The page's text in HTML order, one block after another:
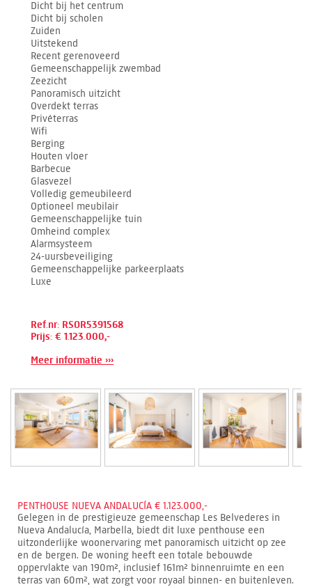
Dicht bij het centrum
Dicht bij scholen
Zuiden
Uitstekend
Recent gerenoveerd
Gemeenschappelijk zwembad
Zeezicht
Panoramisch uitzicht
Overdekt terras
Privéterras
Wifi
Berging
Houten vloer
Barbecue
Glasvezel
Volledig gemeubileerd
Optioneel meubilair
Gemeenschappelijke tuin
Omheind complex
Alarmsysteem
24-uursbeveiliging
Gemeenschappelijke parkeerplaats
Luxe
Ref.nr: RSOR5391568
Prijs: € 1.123.000,-
Meer informatie ›››
PENTHOUSE NUEVA ANDALUCÍA € 1.123.000,-
Gelegen in de prestigieuze gemeenschap Les Belvederes in
Nueva Andalucía, Marbella, biedt dit luxe penthouse een
uitzonderlijke woonervaring met panoramisch uitzicht op zee
en de bergen. De woning heeft een totale bebouwde
oppervlakte van 190m², inclusief 161m² binnenruimte en een
terras van 60m², wat zorgt voor royaal binnen- en buitenleven.